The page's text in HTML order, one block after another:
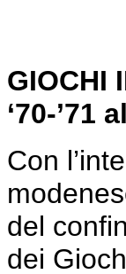
GIOCHI
‘70-’71
Con
del
dei